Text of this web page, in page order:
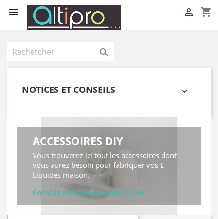
 shopping_cart


NOTICES ET CONSEILS 
ACCESSOIRES DIY
Vous trouverez ici tout les accessoires dont
vous aurez besoin pour fabriquer vos E
Liquides maison.
Conseils et Mode d'emploi du DIY